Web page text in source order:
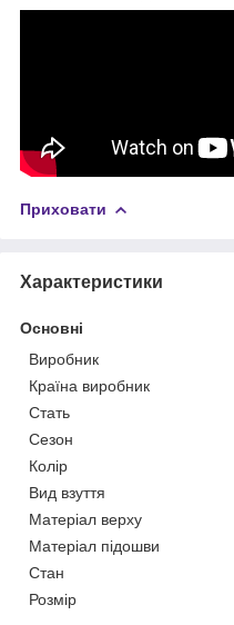
Приховати
Характеристики
Основні
Виробник
Країна виробник
Стать
Сезон
Колір
Вид взуття
Матеріал верху
Матеріал підошви
Стан
Розмір